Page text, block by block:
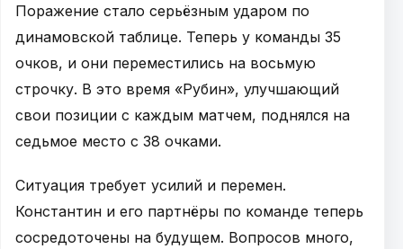
Поражение стало серьёзным ударом по
динамовской таблице. Теперь у команды 35
очков, и они переместились на восьмую
строчку. В это время «Рубин», улучшающий
свои позиции с каждым матчем, поднялся на
седьмое место с 38 очками.
Ситуация требует усилий и перемен.
Константин и его партнёры по команде теперь
сосредоточены на будущем. Вопросов много,